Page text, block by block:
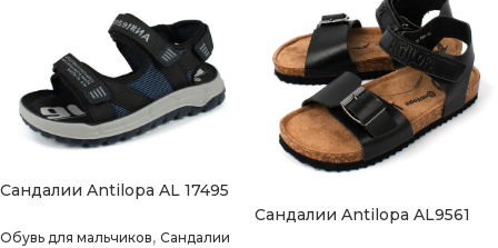
Сандалии Antilopa AL 17495
Обувь для мальчиков, Сандалии
Сандалии Antilopa AL9561